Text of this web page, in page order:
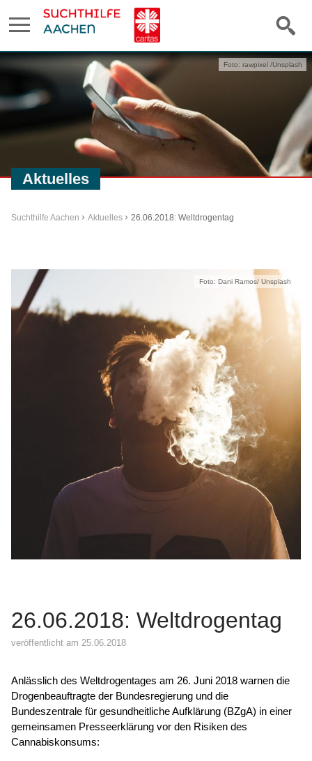
Aktuelles
Foto: rawpixel /Unsplash
Suchthilfe Aachen Aktuelles 26.06.2018: Weltdrogentag
26.06.2018: Weltdrogentag
veröffentlicht am 25.06.2018
Anlässlich des Weltdrogentages am 26. Juni 2018 warnen die
Drogenbeauftragte der Bundesregierung und die
Bundeszentrale für gesundheitliche Aufklärung (BZgA) in einer
gemeinsamen Presseerklärung vor den Risiken des
Cannabiskonsums:
Foto: Dani Ramos/ Unsplash